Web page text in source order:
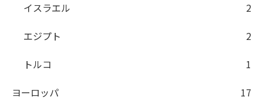
イスラエル
2
エジプト
2
トルコ
1
ヨーロッパ
17